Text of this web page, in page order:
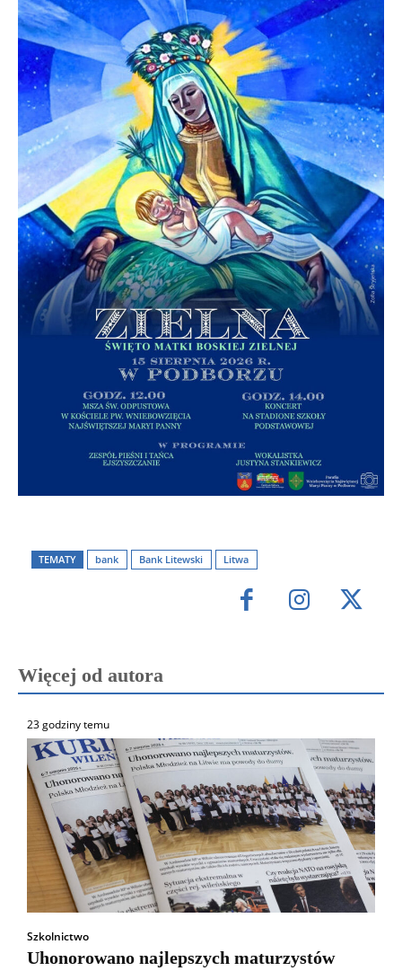
TEMATY bank Bank Litewski Litwa
Więcej od autora
23 godziny temu
Szkolnictwo
Uhonorowano najlepszych maturzystów